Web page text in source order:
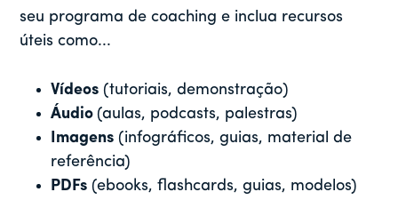
seu programa de coaching e inclua recursos
úteis como...
Vídeos (tutoriais, demonstração)
Áudio(aulas, podcasts, palestras)
Imagens (infográficos, guias, material de
referência)
PDFs (ebooks, flashcards, guias, modelos)